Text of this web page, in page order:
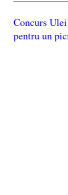
Concurs
pentru un